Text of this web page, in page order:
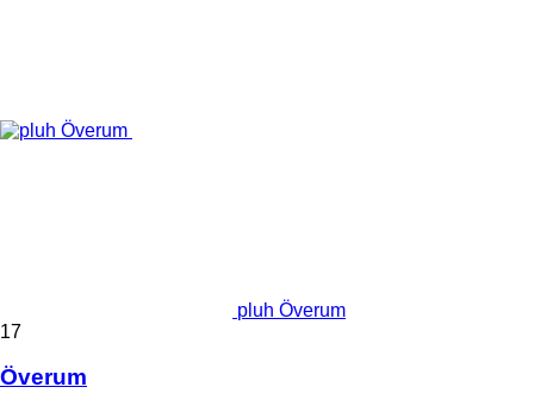
pluh Överum
17
Överum